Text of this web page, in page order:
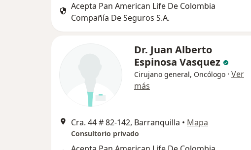
Acepta Pan American Life De Colombia
Compañía De Seguros S.A.
Dr. Juan Alberto
Espinosa Vasquez
Cirujano general, Oncólogo · Ver
más
Cra. 44 # 82-142, Barranquilla • Mapa
Consultorio privado